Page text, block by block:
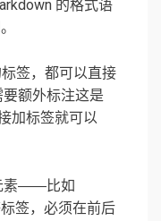
的格式语
签，都可以直接
额外标注这是
加标签就可以
素――比如
签，必须在前后